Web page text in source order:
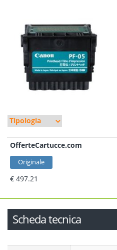
OfferteCartucce.com
Originale
€ 497.21
Scheda tecnica